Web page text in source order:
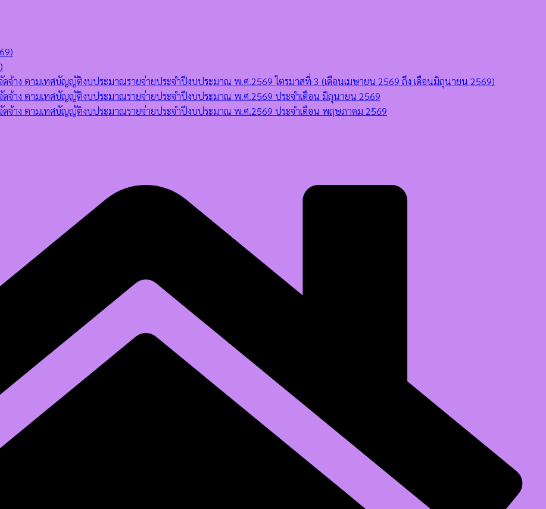
ดจ้าง ตามเทศบัญญัติงบประมาณรายจ่ายประจำปีงบประมาณ พ.ศ.2569 ไตรมาสที่ 3 (เดือนเมษายน 2569 ถึง เดือนมิถุนายน 2569)
ดจ้าง ตามเทศบัญญัติงบประมาณรายจ่ายประจำปีงบประมาณ พ.ศ.2569 ประจำเดือน มิถุนายน 2569
ดจ้าง ตามเทศบัญญัติงบประมาณรายจ่ายประจำปีงบประมาณ พ.ศ.2569 ประจำเดือน พฤษภาคม 2569